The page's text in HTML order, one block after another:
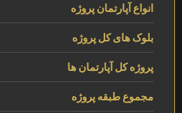
انواع آپارتمان پروژه
بلوک های کل پروژه
پروژه کل آپارتمان ها
مجموع طبقه پروژه